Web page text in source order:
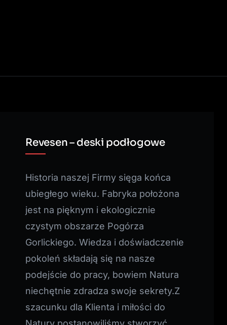
Revesen – deski podłogowe
Historia naszej Firmy sięga końca
ubiegłego wieku. Fabryka położona
jest na pięknym i ekologicznie
czystym obszarze Pogórza
Gorlickiego. Wiedza i doświadczenie
pokoleń składają się na nasze
podejście do pracy, bowiem Natura
niechętnie zdradza swoje sekrety.Z
szacunku dla Klienta i miłości do